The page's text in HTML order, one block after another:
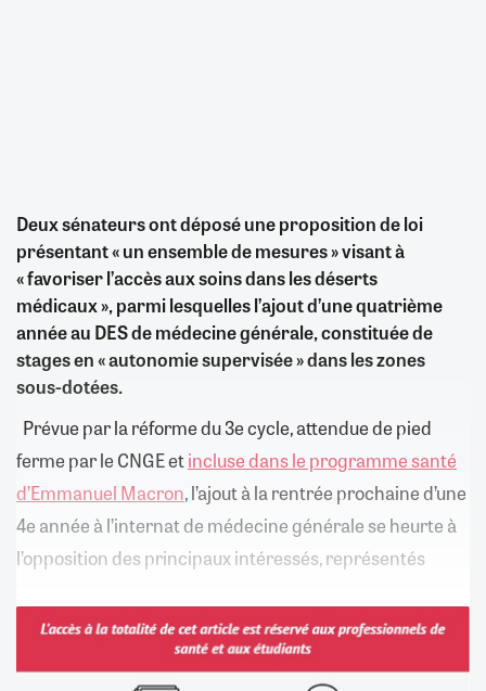
Deux sénateurs ont déposé une proposition de loi
présentant « un ensemble de mesures » visant à
« favoriser l’accès aux soins dans les déserts
médicaux », parmi lesquelles l’ajout d’une quatrième
année au DES de médecine générale, constituée de
stages en « autonomie supervisée » dans les zones
sous-dotées.
Prévue par la réforme du 3e cycle, attendue de pied
ferme par le CNGE etincluse dans le programme santé
d’Emmanuel Macron, l’ajout à la rentrée prochaine d’une
4e année à l’internat de médecine générale se heurte à
l’opposition des principaux intéressés, représentés